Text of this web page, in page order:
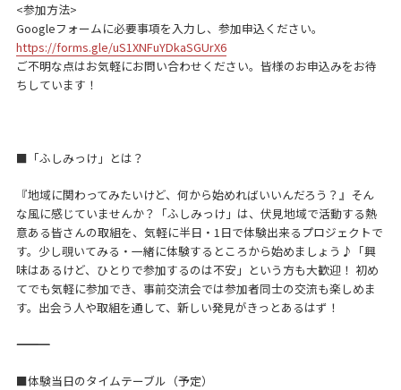
<参加方法>
Googleフォームに必要事項を入力し、参加申込ください。
https://forms.gle/uS1XNFuYDkaSGUrX6
ご不明な点はお気軽にお問い合わせください。皆様のお申込みをお待
ちしています！
■「ふしみっけ」とは？
『地域に関わってみたいけど、何から始めればいいんだろう？』そん
な風に感じていませんか？「ふしみっけ」は、伏見地域で活動する熱
意ある皆さんの取組を、気軽に半日・1日で体験出来るプロジェクトで
す。少し覗いてみる・一緒に体験するところから始めましょう♪「興
味はあるけど、ひとりで参加するのは不安」という方も大歓迎！ 初め
てでも気軽に参加でき、事前交流会では参加者同士の交流も楽しめま
す。出会う人や取組を通して、新しい発見がきっとあるはず！
――――――――――――――――――――
■体験当日のタイムテーブル（予定）